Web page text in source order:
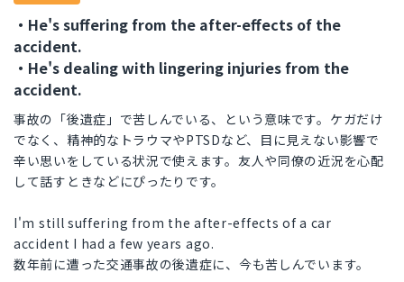
・He's suffering from the after-effects of the
accident.
・He's dealing with lingering injuries from the
accident.
事故の「後遺症」で苦しんでいる、という意味です。ケガだけ
でなく、精神的なトラウマやPTSDなど、目に見えない影響で
辛い思いをしている状況で使えます。友人や同僚の近況を心配
して話すときなどにぴったりです。
I'm still suffering from the after-effects of a car
accident I had a few years ago.
数年前に遭った交通事故の後遺症に、今も苦しんでいます。